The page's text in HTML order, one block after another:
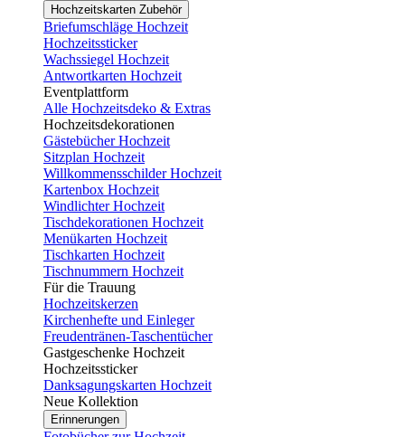
Hochzeitskarten Zubehör
Briefumschläge Hochzeit
Hochzeitssticker
Wachssiegel Hochzeit
Antwortkarten Hochzeit
Eventplattform
Alle Hochzeitsdeko & Extras
Hochzeitsdekorationen
Gästebücher Hochzeit
Sitzplan Hochzeit
Willkommensschilder Hochzeit
Kartenbox Hochzeit
Windlichter Hochzeit
Tischdekorationen Hochzeit
Menükarten Hochzeit
Tischkarten Hochzeit
Tischnummern Hochzeit
Für die Trauung
Hochzeitskerzen
Kirchenhefte und Einleger
Freudentränen-Taschentücher
Gastgeschenke Hochzeit
Hochzeitssticker
Danksagungskarten Hochzeit
Neue Kollektion
Erinnerungen